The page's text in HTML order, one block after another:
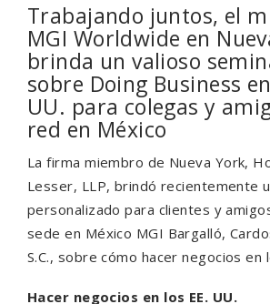
Trabajando juntos, el
MGI Worldwide en
brinda un valioso
sobre Doing Business
UU. para colegas y
red en México
La firma miembro de Nueva York,
Lesser, LLP, brindó recientemente
personalizado para clientes y
sede en México MGI Bargalló,
S.C., sobre cómo hacer negocios en
Hacer negocios en los EE. UU.